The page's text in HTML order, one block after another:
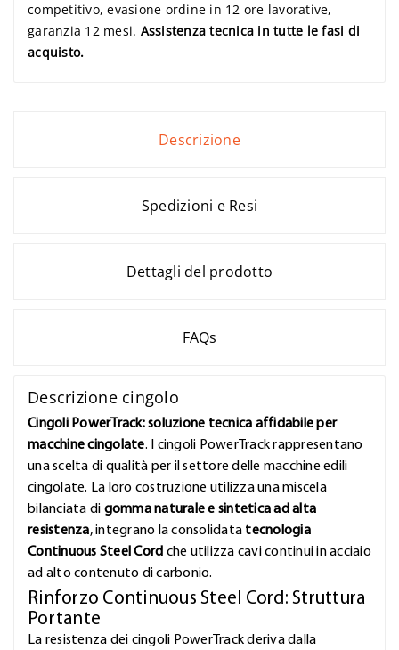
competitivo, evasione ordine in 12 ore lavorative,
garanzia 12 mesi. Assistenza tecnica in tutte le fasi di
acquisto.
Descrizione
Spedizioni e Resi
Dettagli del prodotto
FAQs
Descrizione cingolo
Cingoli PowerTrack: soluzione tecnica affidabile per
macchine cingolate. I cingoli PowerTrack rappresentano
una scelta di qualità per il settore delle macchine edili
cingolate. La loro costruzione utilizza una miscela
bilanciata di gomma naturale e sintetica ad alta
resistenza, integrano la consolidata tecnologia
Continuous Steel Cord che utilizza cavi continui in acciaio
ad alto contenuto di carbonio.
Rinforzo Continuous Steel Cord: Struttura
Portante
La resistenza dei cingoli PowerTrack deriva dalla